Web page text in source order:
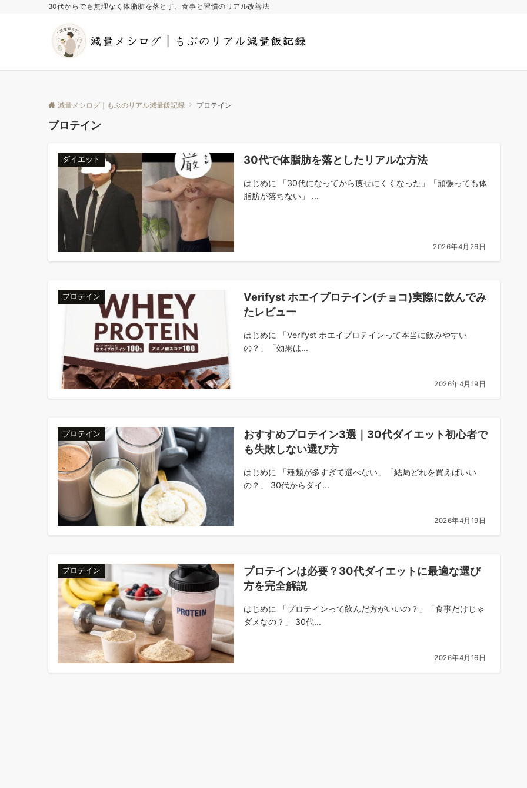
30代からでも無理なく体脂肪を落とす、食事と習慣のリアル改善法
減量メシログ｜もぶのリアル減量飯記録 プロテイン
プロテイン
ダイエット 30代で体脂肪を落としたリアルな方法
はじめに 「30代になってから痩せにくくなった」「頑張っても体
脂肪が落ちない」 ...
2026年4月26日
プロテイン
Verifyst ホエイプロテイン(チョコ)実際に飲んでみ
たレビュー
はじめに 「Verifyst ホエイプロテインって本当に飲みやすい
の？」「効果は...
2026年4月19日
プロテイン
おすすめプロテイン3選｜30代ダイエット初心者で
も失敗しない選び方
はじめに 「種類が多すぎて選べない」「結局どれを買えばいい
の？」 30代からダイ...
2026年4月19日
プロテイン
プロテインは必要？30代ダイエットに最適な選び
方を完全解説
はじめに 「プロテインって飲んだ方がいいの？」「食事だけじゃ
ダメなの？」 30代...
2026年4月16日